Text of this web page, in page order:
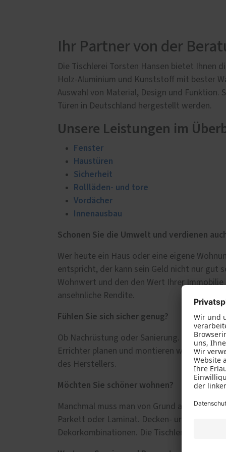
Förderung für Fenster und
Haustüren
Ihr Partner von der
Die Tischlerei Torsten Hansen bietet Ihnen
Holz-Aluminium und Kunststoff mit bester
Auswahl von Material, Design und Funktion.
Türen in Deutschland hergestellt werden.
Unsere Leistungen im
Fenster
Haustüren
Sicherheit
Rollläden- und tore
Vordächer
Innenausbau
Schonen Sie die Umwelt und verdienen
Wer heute ein Haus oder eine eigene
entspricht, der kann sein Geld nicht nur gut
Wohnwert und den den Wert Ihrer
ansehnliche Rendite.
Fühlen Sie sich sicher genug?
Ob Nachrüstung oder Sanierung. Wir
Errichter planen und montieren wir auch
des Herstellers.
Möchten Sie schöner wohnen?
Manchmal muss man von Grund auf
Parkett oder Laminat. Decken- und
Dekorkombinationen. Die Tischlerei